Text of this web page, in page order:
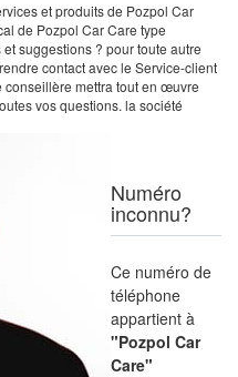
et produits de Pozpol Car
de Pozpol Car Care type
suggestions ? pour toute autre
contact avec le Service-client
conseillère mettra tout en œuvre
vos questions. la société
Numéro
inconnu?
Ce numéro de
téléphone
appartient à
"Pozpol Car
Care"